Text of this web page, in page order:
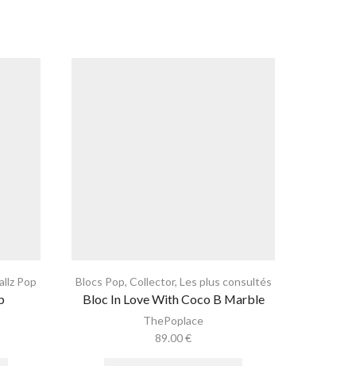
Pop Blocs Pop, Collector, Les plus consultés
Bloc In Love With Coco B Marble
ThePoplace
89.00€